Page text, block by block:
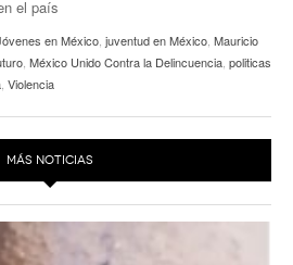
el país
en México juventud en México Mauricio
México Unido Contra la Delincuencia politicas
Violencia
MÁS NOTICIAS